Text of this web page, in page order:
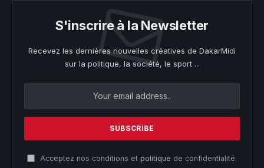
S'inscrire à la Newsletter
Recevez les dernières nouvelles créatives de DakarMidi
sur la politique, la société, le sport ...
Acceptez nos conditions et politique de confidentialité.